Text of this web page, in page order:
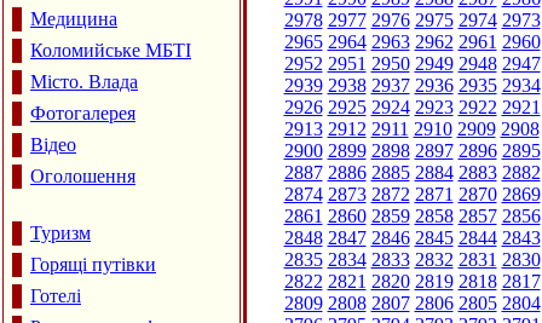
Медицина
Коломийське МБТІ
Місто. Влада
Фотогалерея
Відео
Оголошення
Туризм
Горящі путівки
Готелі
2978 2977 2976 2975 2974 2973
2965 2964 2963 2962 2961 2960
2952 2951 2950 2949 2948 2947
2939 2938 2937 2936 2935 2934
2926 2925 2924 2923 2922 2921
2913 2912 2911 2910 2909 2908
2900 2899 2898 2897 2896 2895
2887 2886 2885 2884 2883 2882
2874 2873 2872 2871 2870 2869
2861 2860 2859 2858 2857 2856
2848 2847 2846 2845 2844 2843
2835 2834 2833 2832 2831 2830
2822 2821 2820 2819 2818 2817
2809 2808 2807 2806 2805 2804